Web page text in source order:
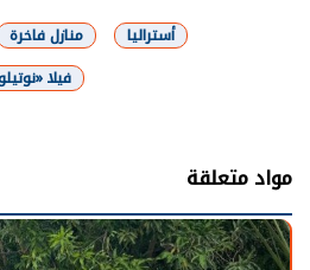
أستراليا منازل فاخرة
فيلا
مواد متعلقة